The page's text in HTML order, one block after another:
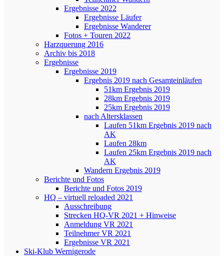
Ergebnisse 2022
Ergebnisse Läufer
Ergebnisse Wanderer
Fotos + Touren 2022
Harzquerung 2016
Archiv bis 2018
Ergebnisse
Ergebnisse 2019
Ergebnis 2019 nach Gesamteinläufen
51km Ergebnis 2019
28km Ergebnis 2019
25km Ergebnis 2019
nach Altersklassen
Laufen 51km Ergebnis 2019 nach
AK
Laufen 28km
Laufen 25km Ergebnis 2019 nach
AK
Wandern Ergebnis 2019
Berichte und Fotos
Berichte und Fotos 2019
HQ – virtuell reloaded 2021
Ausschreibung
Strecken HQ-VR 2021 + Hinweise
Anmeldung VR 2021
Teilnehmer VR 2021
Ergebnisse VR 2021
Ski-Klub Wernigerode